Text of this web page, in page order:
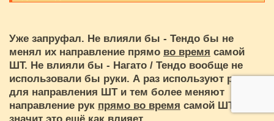
Уже запруфал. Не влияли бы - Тендо бы не
менял их направление прямо во время самой
ШТ. Не влияли бы - Нагато / Тендо вообще не
использовали бы руки. А раз используют руки
для направления ШТ и тем более меняют
направление рук прямо во время самой ШТ,